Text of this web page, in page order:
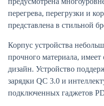
перегрева, перегрузки и
представлена в стильной
Корпус устройства
прочного материала,
дизайн. Устройство
зарядки QC 3.0 и
подключенных гаджетов